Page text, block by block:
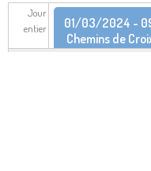
Jour
entier
01/03/2024 -
Chemins de